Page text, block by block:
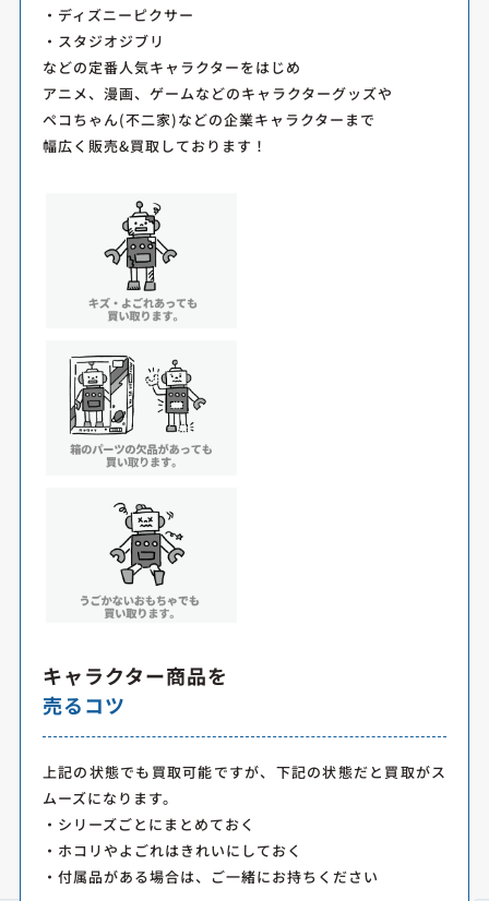
・ディズニーピクサー
・スタジオジブリ
などの定番人気キャラクターをはじめ
アニメ、漫画、ゲームなどのキャラクターグッズや
ペコちゃん(不二家)などの企業キャラクターまで
幅広く販売&買取しております！
キャラクター商品を
売るコツ
上記の状態でも買取可能ですが、下記の状態だと買取がス
ムーズになります。
・シリーズごとにまとめておく
・ホコリやよごれはきれいにしておく
・付属品がある場合は、ご一緒にお持ちください